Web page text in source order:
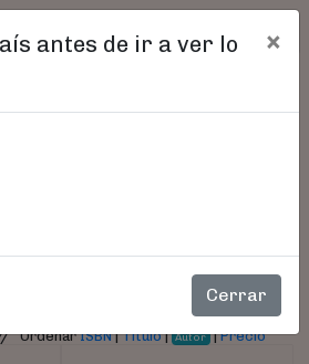
antes de ir a ver lo
×
Cerrar
OrdenarISBN|Título| Autor |Precio